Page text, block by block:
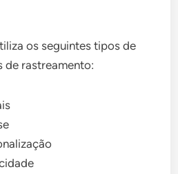
os seguintes tipos de
de rastreamento: